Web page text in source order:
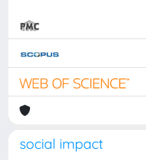
social impact